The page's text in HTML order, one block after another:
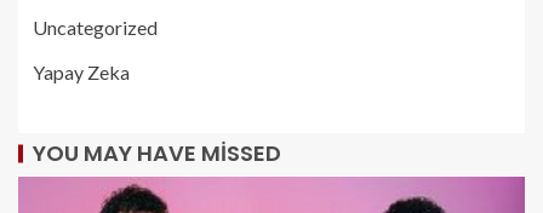
Uncategorized
Yapay Zeka
YOU MAY HAVE MISSED